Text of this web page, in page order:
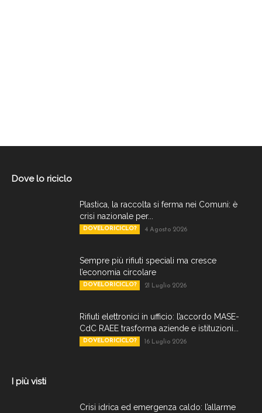
Dove lo riciclo
Plastica, la raccolta si ferma nei Comuni: è
crisi nazionale per...
DOVELORICICLO? 4 Agosto 2026
Sempre più rifiuti speciali ma cresce
l’economia circolare
DOVELORICICLO? 21 Luglio 2026
Rifiuti elettronici in ufficio: l’accordo MASE-
CdC RAEE trasforma aziende e istituzioni...
DOVELORICICLO? 16 Luglio 2026
I più visti
Crisi idrica ed emergenza caldo: l’allarme